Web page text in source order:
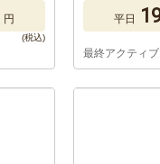
円 平日
最終アクティ